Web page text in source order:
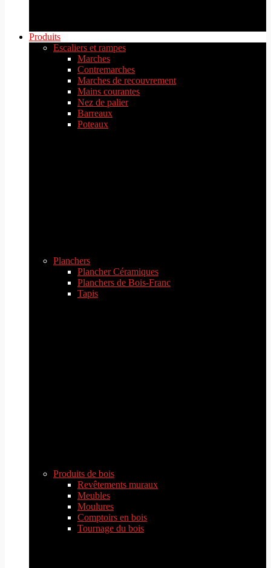
Produits
Escaliers et rampes
Marches
Contremarches
Marches de recouvrement
Mains courantes
Nez de palier
Barreaux
Poteaux
Planchers
Plancher Céramiques
Planchers de Bois-Franc
Tapis
Produits de bois
Revêtements muraux
Meubles
Moulures
Comptoirs en bois
Tournage du bois